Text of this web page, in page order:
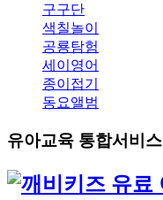
구구단
색칠놀이
공룡탐험
세이영어
종이접기
동요앨범
유아교육 통합서비스